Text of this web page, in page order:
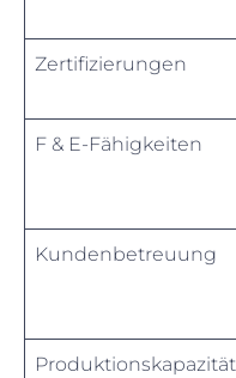
Zertifizierungen
F & E-Fähigkeiten
Kundenbetreuung
Produktionskapazität